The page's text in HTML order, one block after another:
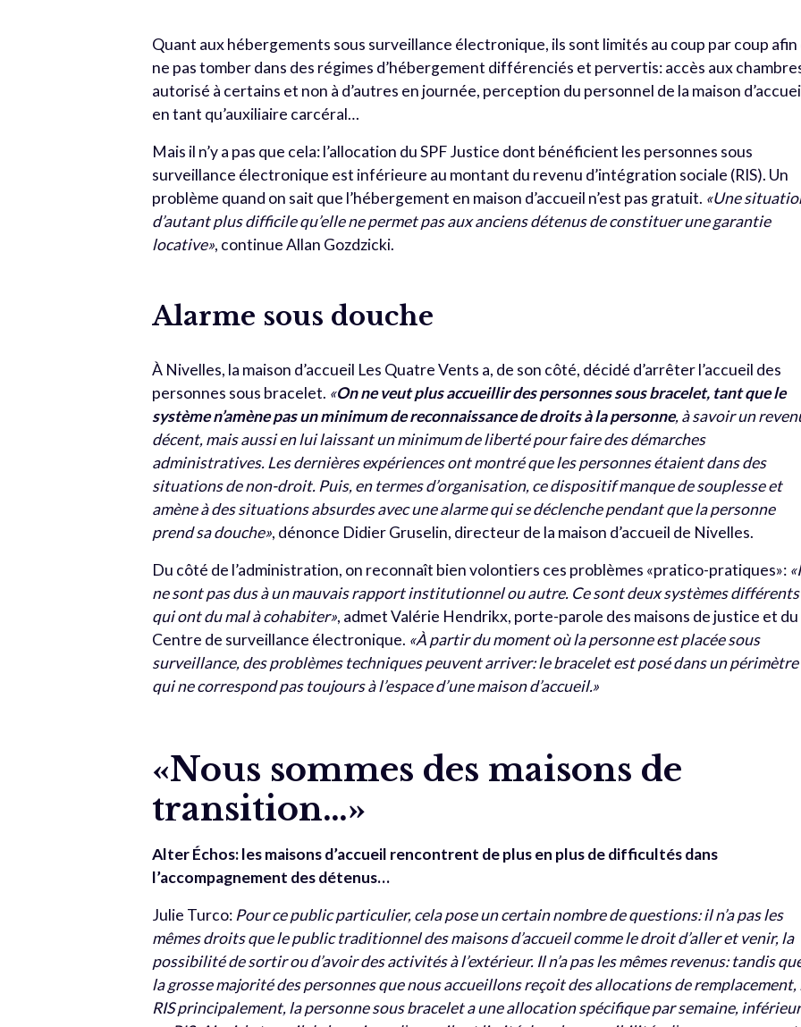
Quant aux hébergements sous surveillance électronique, ils sont limités au coup par coup afin
ne pas tomber dans des régimes d’hébergement différenciés et pervertis: accès aux
autorisé à certains et non à d’autres en journée, perception du personnel de la maison
en tant qu’auxiliaire carcéral…
Mais il n’y a pas que cela: l’allocation du SPF Justice dont bénéficient les personnes sous
surveillance électronique est inférieure au montant du revenu d’intégration sociale (RIS). Un
problème quand on sait que l’hébergement en maison d’accueil n’est pas gratuit. «Une
d’autant plus difficile qu’elle ne permet pas aux anciens détenus de constituer une garantie
locative», continue Allan Gozdzicki.
Alarme sous douche
À Nivelles, la maison d’accueil Les Quatre Vents a, de son côté, décidé d’arrêter l’accueil des
personnes sous bracelet. «On ne veut plus accueillir des personnes sous bracelet, tant que le
système n’amène pas un minimum de reconnaissance de droits à la personne, à savoir un
décent, mais aussi en lui laissant un minimum de liberté pour faire des démarches
administratives. Les dernières expériences ont montré que les personnes étaient dans des
situations de non-droit. Puis, en termes d’organisation, ce dispositif manque de souplesse et
amène à des situations absurdes avec une alarme qui se déclenche pendant que la personne
prend sa douche», dénonce Didier Gruselin, directeur de la maison d’accueil de Nivelles.
Du côté de l’administration, on reconnaît bien volontiers ces problèmes «pratico-pratiques»:
ne sont pas dus à un mauvais rapport institutionnel ou autre. Ce sont deux systèmes différents
qui ont du mal à cohabiter», admet Valérie Hendrikx, porte-parole des maisons de justice et du
Centre de surveillance électronique. «À partir du moment où la personne est placée sous
surveillance, des problèmes techniques peuvent arriver: le bracelet est posé dans un périmètre
qui ne correspond pas toujours à l’espace d’une maison d’accueil.»
«Nous sommes des maisons de
transition…»
Alter Échos: les maisons d’accueil rencontrent de plus en plus de difficultés dans
l’accompagnement des détenus…
Julie Turco: Pour ce public particulier, cela pose un certain nombre de questions: il n’a pas les
mêmes droits que le public traditionnel des maisons d’accueil comme le droit d’aller et venir, la
possibilité de sortir ou d’avoir des activités à l’extérieur. Il n’a pas les mêmes revenus: tandis
la grosse majorité des personnes que nous accueillons reçoit des allocations de remplacement,
RIS principalement, la personne sous bracelet a une allocation spécifique par semaine,